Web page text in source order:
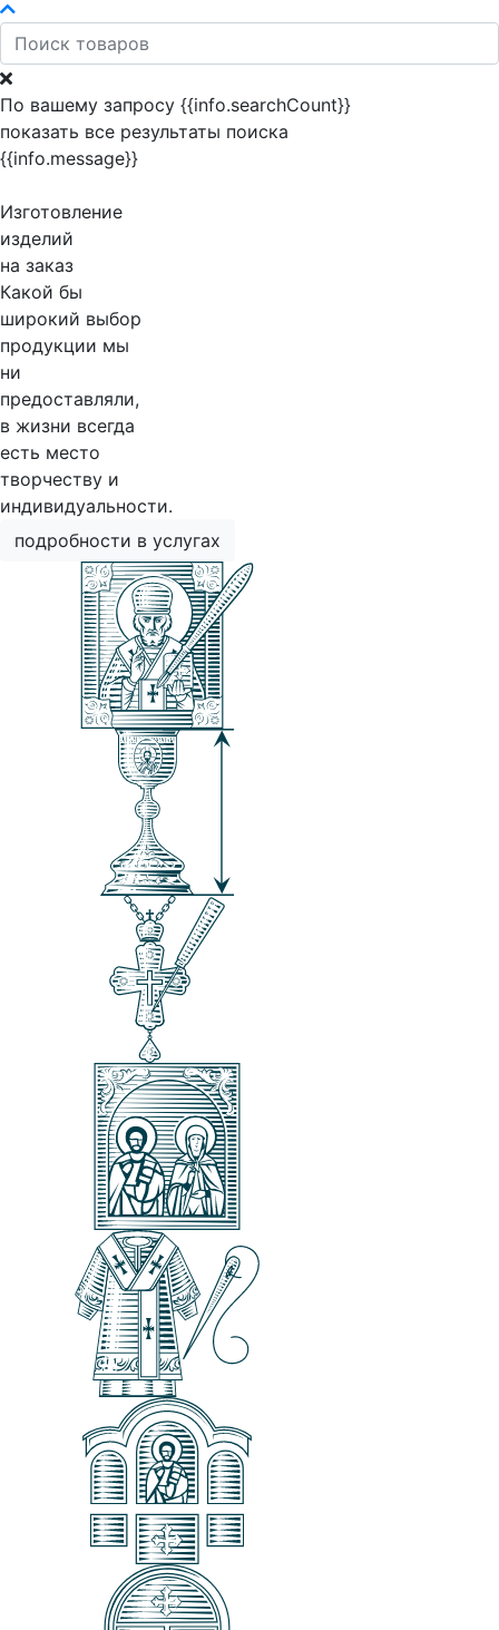
По вашему запросу {{info.searchCount}}
показать все результаты поиска
{{info.message}}
Изготовление
изделий
на заказ
Какой бы
широкий выбор
продукции мы
ни
предоставляли,
в жизни всегда
есть место
творчеству и
индивидуальности.
подробности в услугах